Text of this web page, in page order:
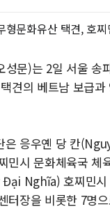
형문화유산 택견, 호
성문)는 2일 서울 송
견의 베트남 보급
은 응우옌 당 칸
시 문화체육국 체
Đại Nghĩa) 호찌민시
터장을 비롯한 7명